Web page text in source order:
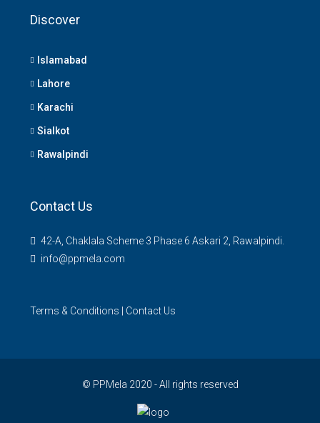
Discover
Islamabad
Lahore
Karachi
Sialkot
Rawalpindi
Contact Us
42-A, Chaklala Scheme 3 Phase 6 Askari 2, Rawalpindi.
info@ppmela.com
Terms & Conditions Contact Us
© PPMela 2020 - All rights reserved